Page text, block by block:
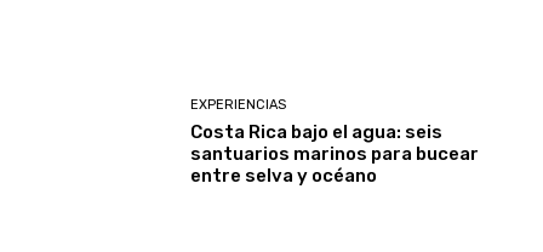
EXPERIENCIAS
Costa Rica bajo el agua: seis
santuarios marinos para bucear
entre selva y océano